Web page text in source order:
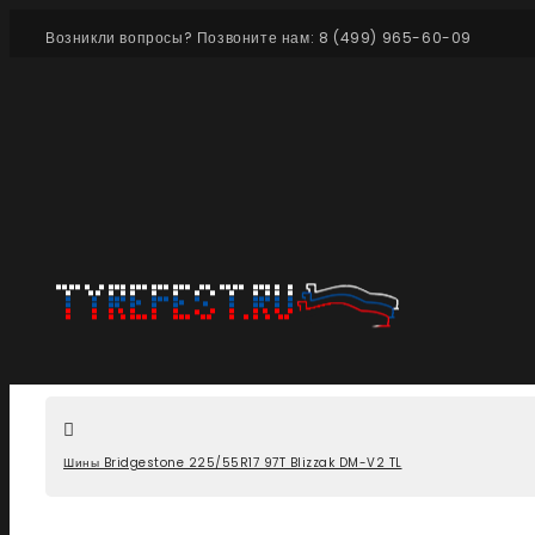
Возникли вопросы? Позвоните нам: 8 (499) 965-60-09
Шины Bridgestone 225/55R17 97T Blizzak DM-V2 TL